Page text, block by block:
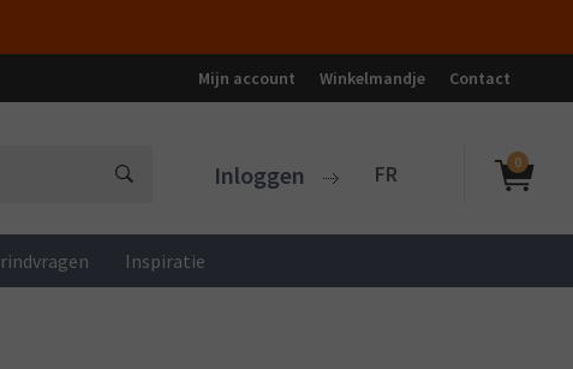
Mijn account Winkelmandje Contact
Inloggen FR 0
Inspiratie